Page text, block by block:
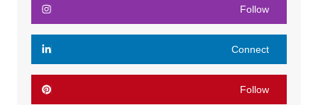
Follow
Connect
Follow